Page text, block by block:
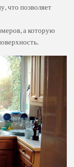
что позволяет
а которую